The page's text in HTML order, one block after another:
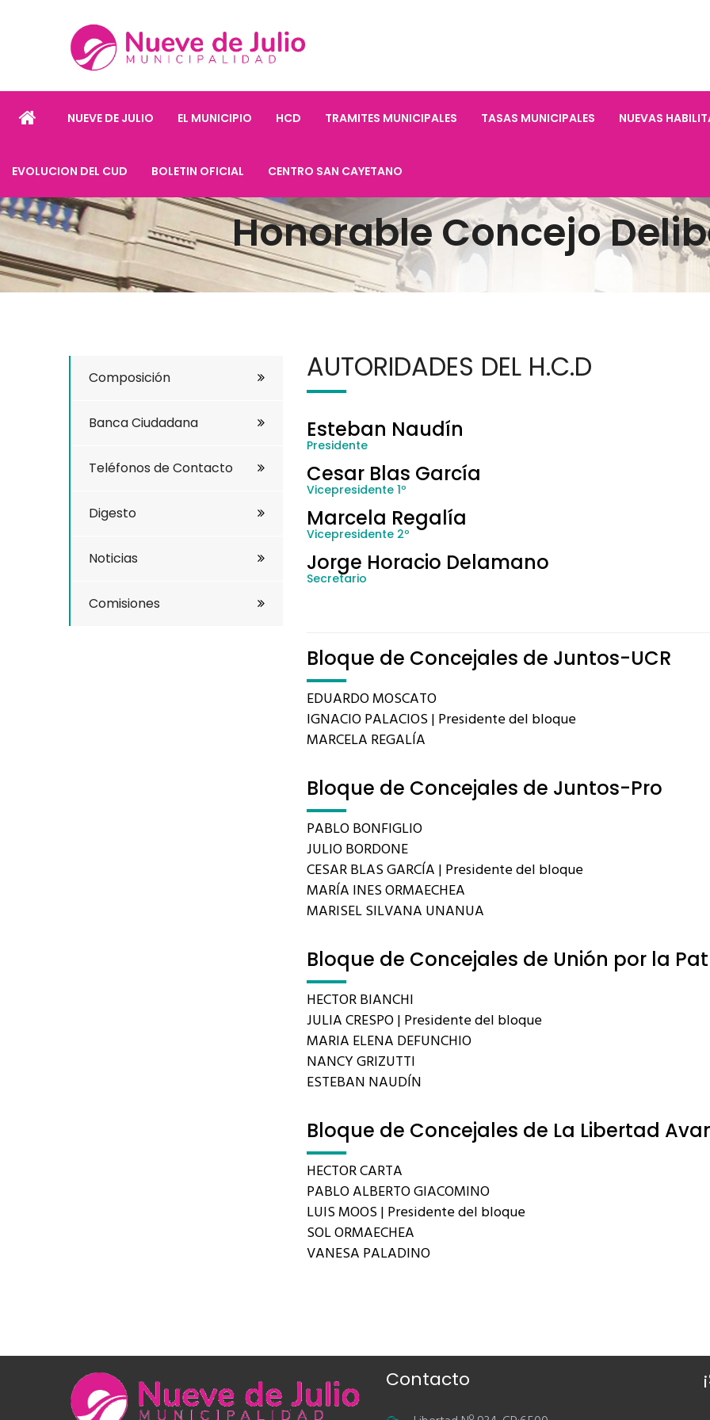
NUEVE DE JULIO EL MUNICIPIO HCD TRAMITES MUNICIPALES TASAS MUNICIPALES NUEVAS
EVOLUCION DEL CUD BOLETIN OFICIAL CENTRO SAN CAYETANO
Honorable Concejo
AUTORIDADES DEL H.C.D
Esteban Naudín
Presidente
Cesar Blas García
Vicepresidente 1º
Marcela Regalía
Vicepresidente 2º
Jorge Horacio Delamano
Secretario
Bloque de Concejales de Juntos-UCR
EDUARDO MOSCATO
IGNACIO PALACIOS | Presidente del bloque
MARCELA REGALÍA
Bloque de Concejales de Juntos-Pro
PABLO BONFIGLIO
JULIO BORDONE
CESAR BLAS GARCÍA | Presidente del bloque
MARÍA INES ORMAECHEA
MARISEL SILVANA UNANUA
Bloque de Concejales de Unión por la
HECTOR BIANCHI
JULIA CRESPO | Presidente del bloque
MARIA ELENA DEFUNCHIO
NANCY GRIZUTTI
ESTEBAN NAUDÍN
Bloque de Concejales de La Libertad
HECTOR CARTA
PABLO ALBERTO GIACOMINO
LUIS MOOS | Presidente del bloque
SOL ORMAECHEA
VANESA PALADINO
Composición
Banca Ciudadana
Teléfonos de Contacto
Digesto
Noticias
Comisiones
Contacto